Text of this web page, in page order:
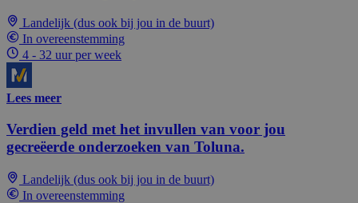
Landelijk (dus ook bij jou in de buurt)
In overeenstemming
4 - 32 uur per week
Lees meer
Verdien geld met het invullen van voor jou
gecreëerde onderzoeken van Toluna.
Landelijk (dus ook bij jou in de buurt)
In overeenstemming